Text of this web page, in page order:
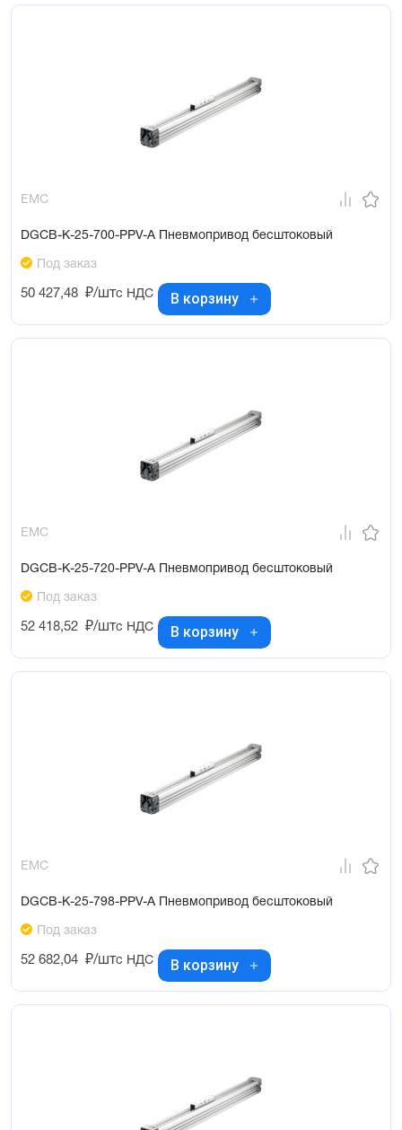
EMC
DGCB-K-25-700-PPV-A Пневмопривод бесштоковый
Под заказ
50 427,48 ₽/штс НДС В корзину
EMC
DGCB-K-25-720-PPV-A Пневмопривод бесштоковый
Под заказ
52 418,52 ₽/штс НДС В корзину
EMC
DGCB-K-25-798-PPV-A Пневмопривод бесштоковый
Под заказ
52 682,04 ₽/штс НДС В корзину